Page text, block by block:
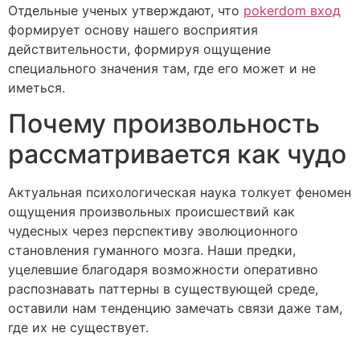
Отдельные ученых утверждают, что pokerdom вход
формирует основу нашего восприятия
действительности, формируя ощущение
специального значения там, где его может и не
иметься.
Почему произвольность
рассматривается как чудо
Актуальная психологическая наука толкует феномен
ощущения произвольных происшествий как
чудесных через перспективу эволюционного
становления гуманного мозга. Наши предки,
уцелевшие благодаря возможности оперативно
распознавать паттерны в существующей среде,
оставили нам тенденцию замечать связи даже там,
где их не существует.